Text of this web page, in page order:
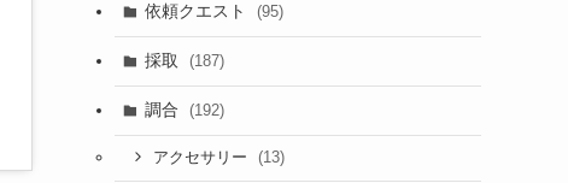
依頼クエスト (95)
採取 (187)
調合 (192)
アクセサリー (13)